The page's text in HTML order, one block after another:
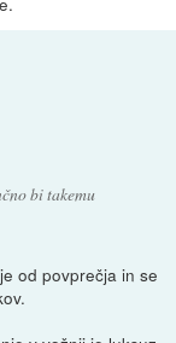
bi takemu
od povprečja in se